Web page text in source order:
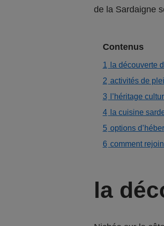
de la Sardaigne
Contenus
1 la découverte
2 activités de
3 l’héritage
4 la cuisine
5 options
6 comment
la